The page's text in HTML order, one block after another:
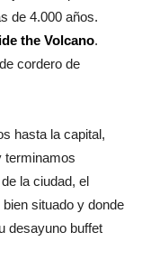
de 4.000 años.
the Volcano.
cordero de
hasta la capital,
terminamos
la ciudad, el
bien situado y donde
desayuno buffet